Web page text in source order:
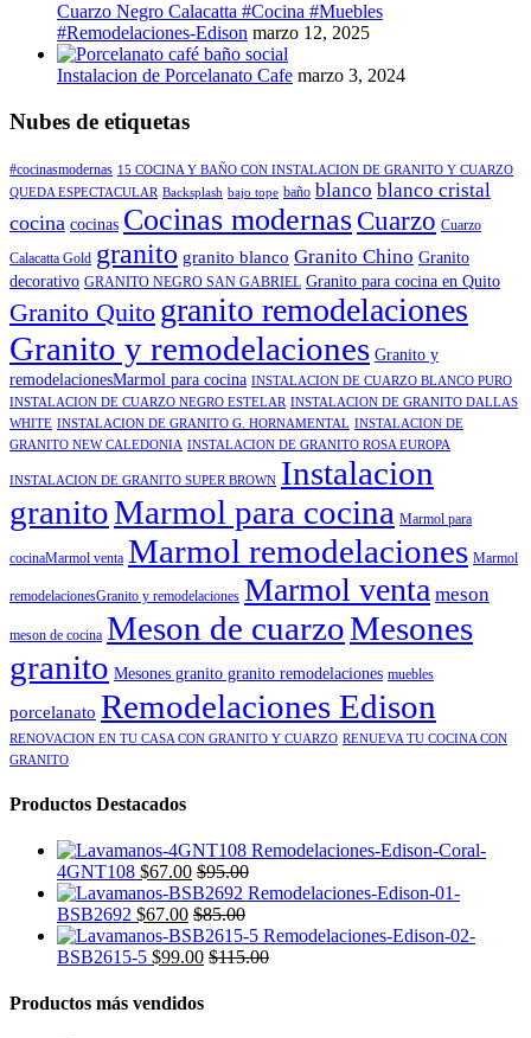
Cuarzo Negro Calacatta #Cocina #Muebles
#Remodelaciones-Edison marzo 12, 2025
Instalacion de Porcelanato Cafe marzo 3, 2024
Nubes de etiquetas
#cocinasmodernas 15 COCINA Y BAÑO CON INSTALACION DE GRANITO Y CUARZO
QUEDA ESPECTACULAR Backsplash bajo tope baño blanco blanco cristal
cocina cocinas Cocinas modernas Cuarzo Cuarzo
Calacatta Gold granito granito blanco Granito Chino Granito
decorativo GRANITO NEGRO SAN GABRIEL Granito para cocina en Quito
Granito Quito granito remodelaciones
Granito y remodelaciones Granito y
remodelacionesMarmol para cocina INSTALACION DE CUARZO BLANCO PURO
INSTALACION DE CUARZO NEGRO ESTELAR INSTALACION DE GRANITO DALLAS
WHITE INSTALACION DE GRANITO G. HORNAMENTAL INSTALACION DE
GRANITO NEW CALEDONIA INSTALACION DE GRANITO ROSA EUROPA
INSTALACION DE GRANITO SUPER BROWN Instalacion
granitoMarmol para cocina Marmol para
cocinaMarmol venta Marmol remodelaciones Marmol
remodelacionesGranito y remodelaciones Marmol venta meson
meson de cocina Meson de cuarzoMesones
granito Mesones granito granito remodelaciones muebles
porcelanato Remodelaciones Edison
RENOVACION EN TU CASA CON GRANITO Y CUARZO RENUEVA TU COCINA CON
GRANITO
Productos Destacados
4GNT108 $67.00 $95.00
BSB2692 $67.00 $85.00
BSB2615-5 $99.00 $115.00
Productos más vendidos